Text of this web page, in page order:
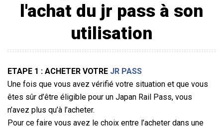
l'achat du jr pass à son
utilisation
ETAPE 1 : ACHETER VOTRE JR PASS
Une fois que vous avez vérifié votre situation et que vous
êtes sûr d’être éligible pour un Japan Rail Pass, vous
n’avez plus qu’à l’acheter.
Pour ce faire vous avez le choix entre l’acheter dans une